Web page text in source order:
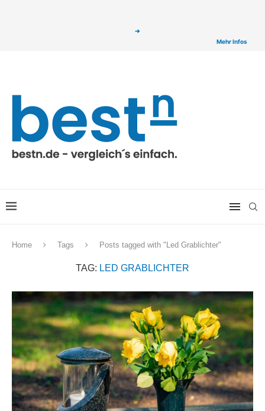
➔
Mehr Infos
Home Tags Posts tagged with "Led Grablichter"
TAG: LED GRABLICHTER